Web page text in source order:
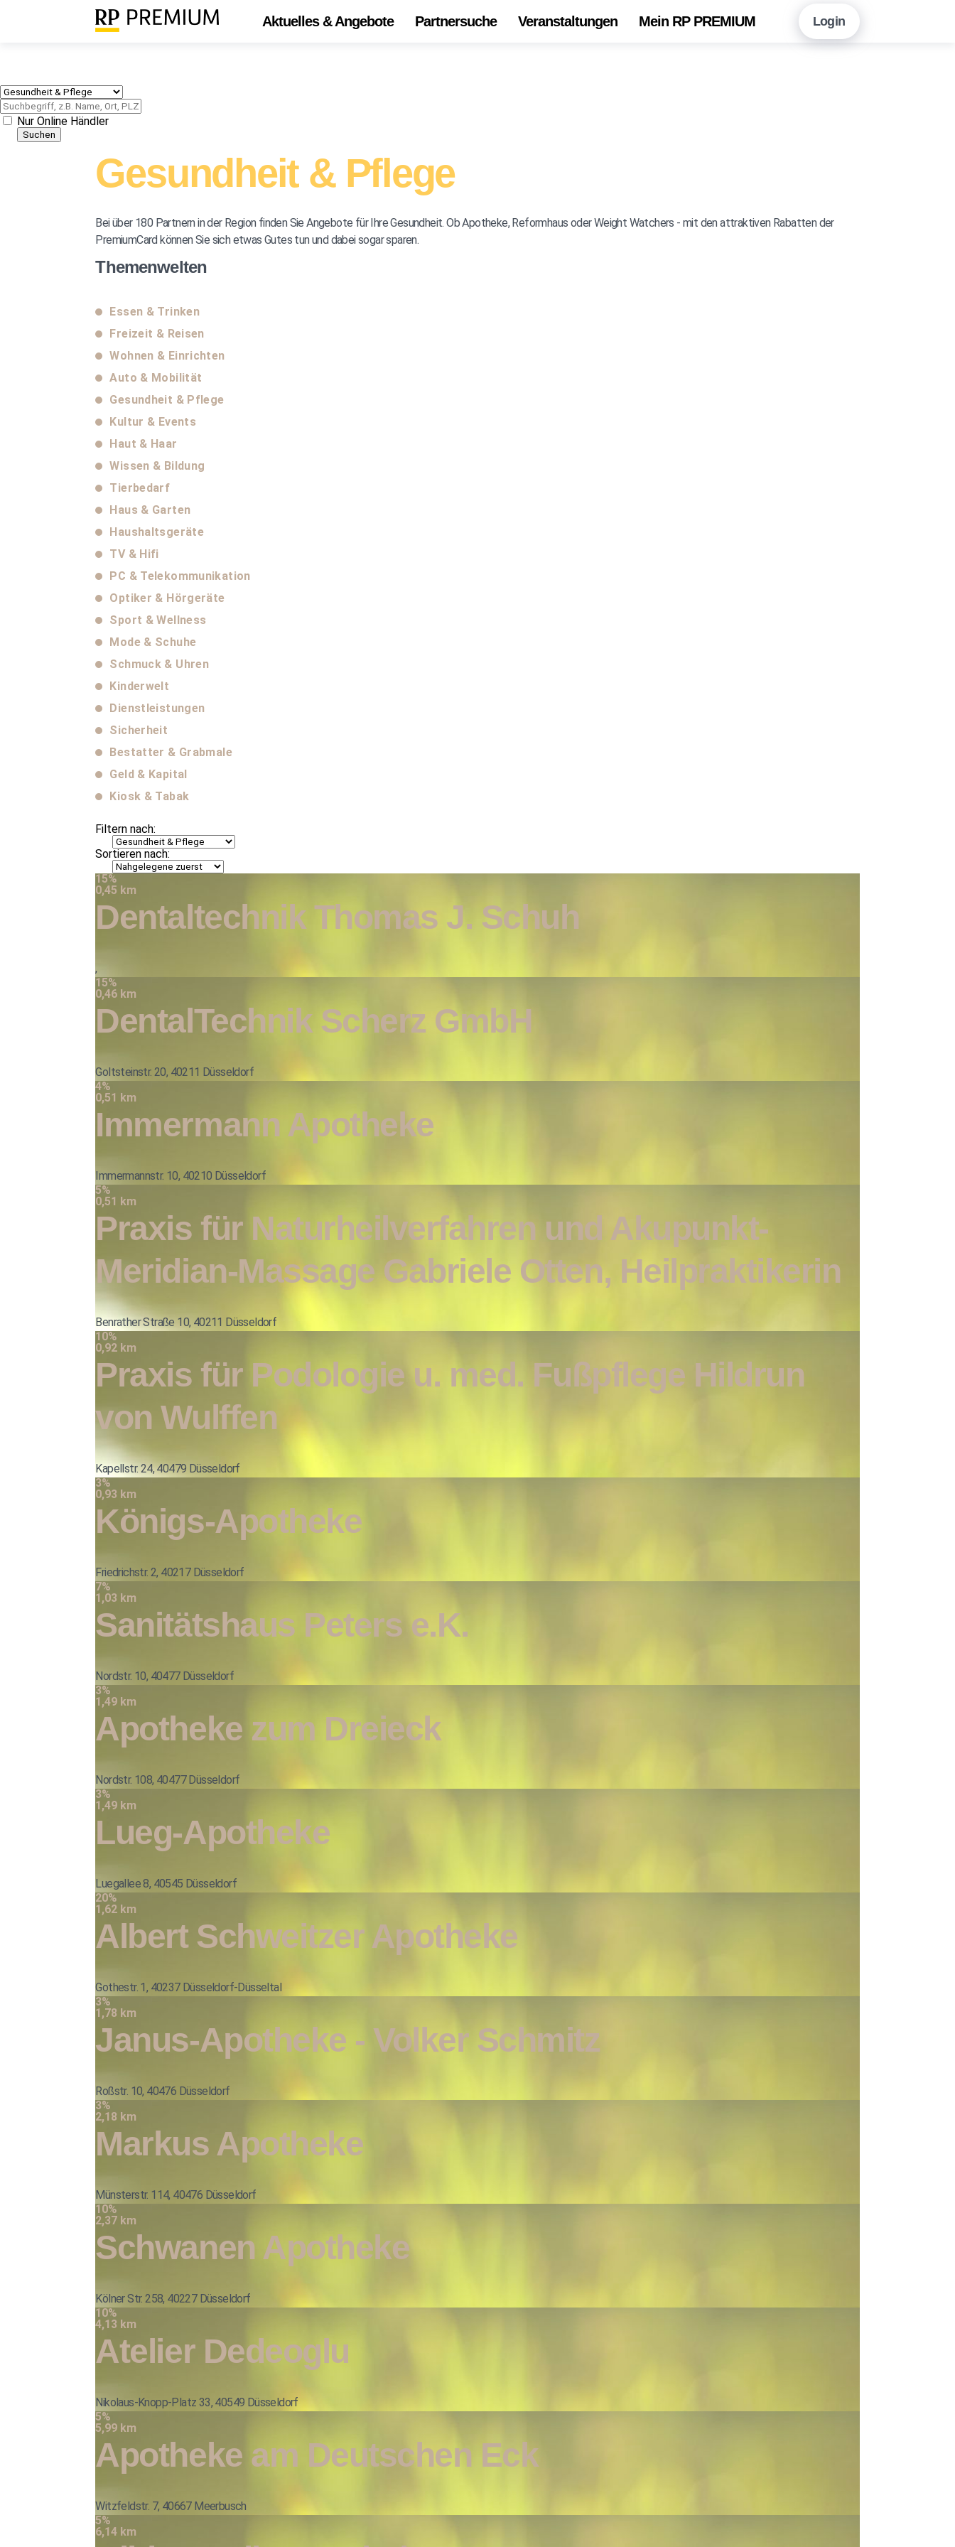
Aktuelles & Angebote Partnersuche Veranstaltungen Mein RP PREMIUM Login
Nur Online Händler
Gesundheit & Pflege
Bei über 180 Partnern in der Region finden Sie Angebote für Ihre Gesundheit. Ob Apotheke, Reformhaus oder Weight Watchers - mit den attraktiven Rabatten der
PremiumCard können Sie sich etwas Gutes tun und dabei sogar sparen.
Themenwelten
Essen & Trinken
Freizeit & Reisen
Wohnen & Einrichten
Auto & Mobilität
Gesundheit & Pflege
Kultur & Events
Haut & Haar
Wissen & Bildung
Tierbedarf
Haus & Garten
Haushaltsgeräte
TV & Hifi
PC & Telekommunikation
Optiker & Hörgeräte
Sport & Wellness
Mode & Schuhe
Schmuck & Uhren
Kinderwelt
Dienstleistungen
Sicherheit
Bestatter & Grabmale
Geld & Kapital
Kiosk & Tabak
Filtern nach:
Sortieren nach:
15%
0,45 km
Dentaltechnik Thomas J. Schuh
,
15%
0,46 km
DentalTechnik Scherz GmbH
Goltsteinstr. 20, 40211 Düsseldorf
4%
0,51 km
Immermann Apotheke
Immermannstr. 10, 40210 Düsseldorf
5%
0,51 km
Praxis für Naturheilverfahren und Akupunkt-
Meridian-Massage Gabriele Otten, Heilpraktikerin
Benrather Straße 10, 40211 Düsseldorf
10%
0,92 km
Praxis für Podologie u. med. Fußpflege Hildrun
von Wulffen
Kapellstr. 24, 40479 Düsseldorf
3%
0,93 km
Königs-Apotheke
Friedrichstr. 2, 40217 Düsseldorf
7%
1,03 km
Sanitätshaus Peters e.K.
Nordstr. 10, 40477 Düsseldorf
3%
1,49 km
Apotheke zum Dreieck
Nordstr. 108, 40477 Düsseldorf
3%
1,49 km
Lueg-Apotheke
Luegallee 8, 40545 Düsseldorf
20%
1,62 km
Albert Schweitzer Apotheke
Gothestr. 1, 40237 Düsseldorf-Düsseltal
3%
1,78 km
Janus-Apotheke - Volker Schmitz
Roßstr. 10, 40476 Düsseldorf
3%
2,18 km
Markus Apotheke
Münsterstr. 114, 40476 Düsseldorf
10%
2,37 km
Schwanen Apotheke
Kölner Str. 258, 40227 Düsseldorf
10%
4,13 km
Atelier Dedeoglu
Nikolaus-Knopp-Platz 33, 40549 Düsseldorf
5%
5,99 km
Apotheke am Deutschen Eck
Witzfeldstr. 7, 40667 Meerbusch
5%
6,14 km